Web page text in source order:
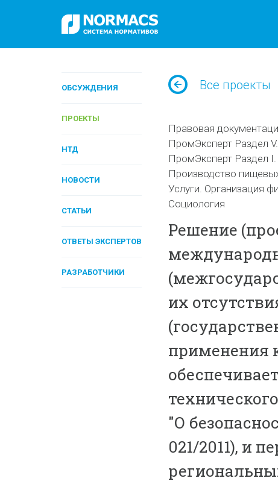
ОБСУЖДЕНИЯ
ПРОЕКТЫ
НТД
НОВОСТИ
СТАТЬИ
ОТВЕТЫ ЭКСПЕРТОВ
РАЗРАБОТЧИКИ
Все проекты
Правовая
ПромЭксперт Раздел
ПромЭксперт Раздел I.
Производство
Услуги. Организация
Социология
Решение
их
применения
"О
021/2011), и